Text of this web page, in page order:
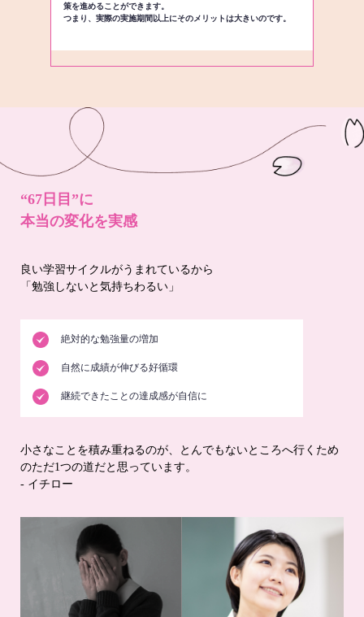
策を進めることができます。
つまり、実際の実施期間以上にそのメリットは大きいのです。
“67日目”に
本当の変化を実感
良い学習サイクルがうまれているから
「勉強しないと気持ちわるい」
絶対的な勉強量の増加
自然に成績が伸びる好循環
継続できたことの達成感が自信に
小さなことを積み重ねるのが、とんでもないところへ行くため
のただ1つの道だと思っています。
- イチロー